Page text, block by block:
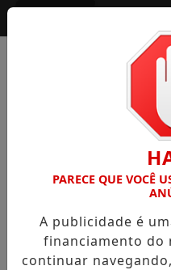
PARECE QUE VOCÊ
A publicidade é
financiamento do
continuar